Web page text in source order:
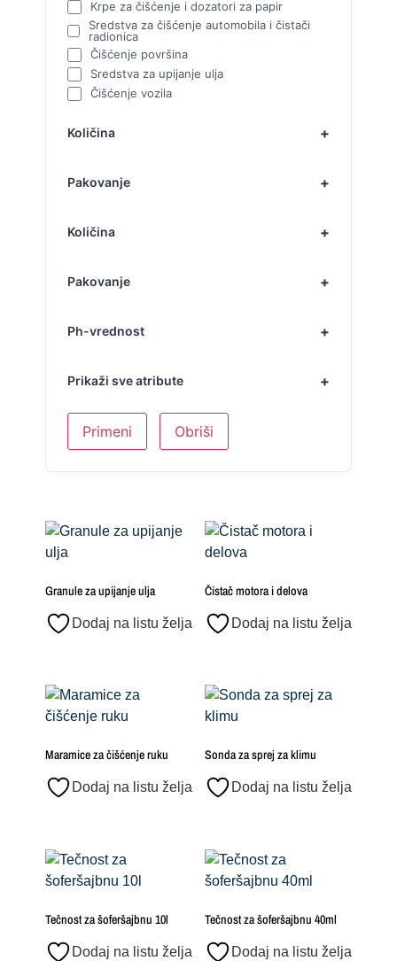
Krpe za čišćenje i dozatori za papir
Sredstva za čišćenje automobila i čistači
radionica
Čišćenje površina
Sredstva za upijanje ulja
Čišćenje vozila
Količina
Pakovanje
Količina
Pakovanje
Ph-vrednost
Prikaži sve atribute
Primeni Obriši
Granule za upijanje ulja
Dodaj na listu želja
Čistač motora i delova
Dodaj na listu želja
Maramice za čišćenje ruku
Dodaj na listu želja
Sonda za sprej za klimu
Dodaj na listu želja
Tečnost za šoferšajbnu 10l
Dodaj na listu želja
Tečnost za šoferšajbnu 40ml
Dodaj na listu želja